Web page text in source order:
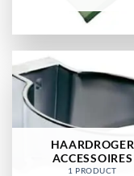
HAARDROGER
ACCESSOIRES
1 PRODUCT